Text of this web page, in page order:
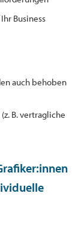
Business
auch behoben
B. vertragliche